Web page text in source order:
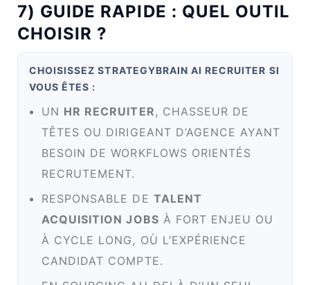
7) GUIDE RAPIDE : QUEL OUTIL
CHOISIR ?
CHOISISSEZ STRATEGYBRAIN AI RECRUITER SI
VOUS ÊTES :
UN HR RECRUITER , CHASSEUR DE
TÊTES OU DIRIGEANT D’AGENCE AYANT
BESOIN DE WORKFLOWS ORIENTÉS
RECRUTEMENT.
RESPONSABLE DE TALENT
ACQUISITION JOBS À FORT ENJEU OU
À CYCLE LONG, OÙ L’EXPÉRIENCE
CANDIDAT COMPTE.